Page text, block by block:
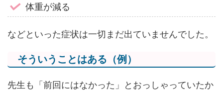
体重が減る
などといった症状は一切まだ出ていませんでした。
そういうことはある（例）
先生も「前回にはなかった」とおっしゃっていたか